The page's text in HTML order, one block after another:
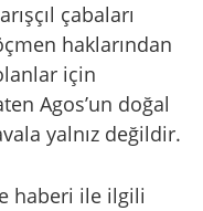
çabaları
haklarından
için
Agos’un doğal
yalnız değildir.
haberi ile ilgili